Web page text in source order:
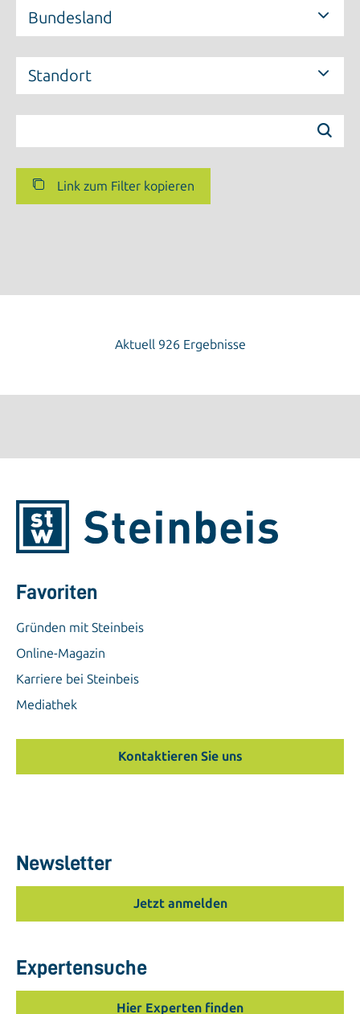
Bundesland
Standort
Link zum Filter kopieren
Aktuell 926 Ergebnisse
Favoriten
Gründen mit Steinbeis
Online-Magazin
Karriere bei Steinbeis
Mediathek
Kontaktieren Sie uns
Newsletter
Jetzt anmelden
Expertensuche
Hier Experten finden